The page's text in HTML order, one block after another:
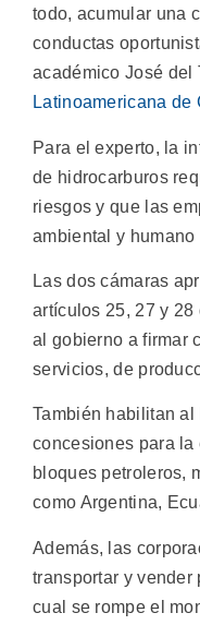
todo, acumular una
conductas
académico José del
Latinoamericana
Para el experto, la
de hidrocarburos
riesgos y que las
ambiental y
Las dos cámaras
artículos 25, 27 y
al gobierno a firmar
servicios, de
También habilitan
concesiones para
bloques petroleros,
como Argentina,
Además, las
transportar y vender
cual se rompe el